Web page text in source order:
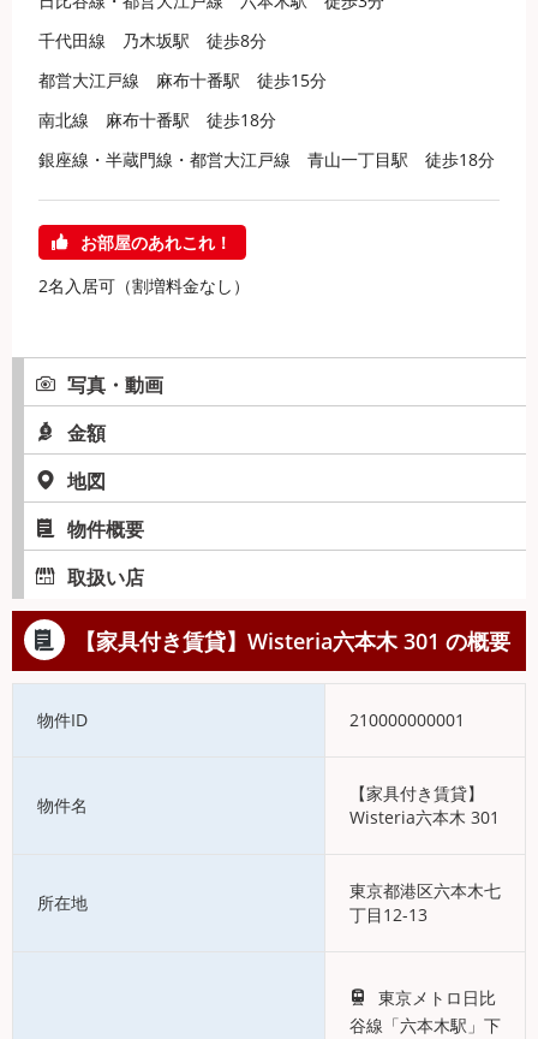
写真・動画
金額
地図
物件概要
取扱い店
千代田線 乃木坂駅 徒歩8分
都営大江戸線 麻布十番駅 徒歩15分
南北線 麻布十番駅 徒歩18分
銀座線・半蔵門線・都営大江戸線 青山一丁目駅 徒歩18分
お部屋のあれこれ！
2名入居可（割増料金なし）
【家具付き賃貸】Wisteria六本木 301 の概要
物件ID 210000000001
物件名
【家具付き賃貸】
Wisteria六本木 301
所在地
東京都港区六本木七
丁目12-13
東京メトロ日比
谷線「六本木駅」下